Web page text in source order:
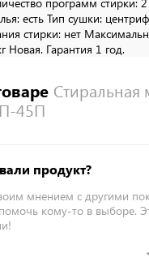
есть Тип сушки:
стирки: нет
Новая. Гарантия 1 год.
45П
продукт?
мнением с другими
кому-то в выборе.